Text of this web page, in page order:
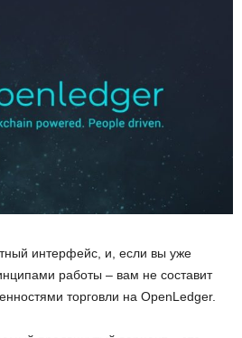
интерфейс, и, если вы уже
работы – вам не составит
торговли на OpenLedger.